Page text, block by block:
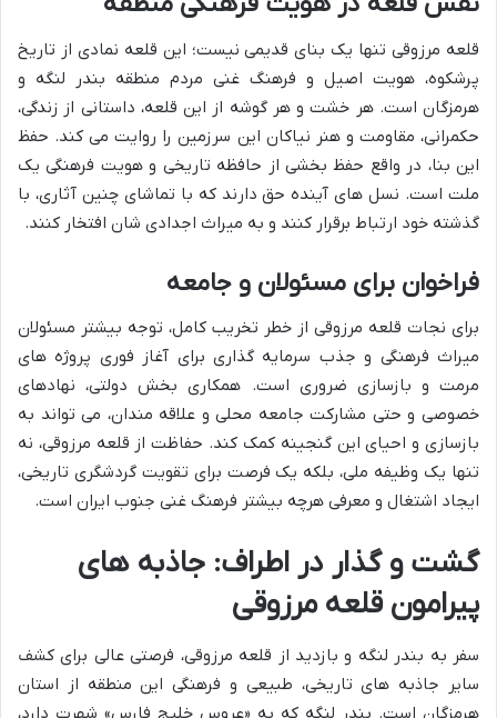
قلعه مرزوقی تنها یک بنای قدیمی نیست؛ این قلعه نمادی از تاریخ
پرشکوه، هویت اصیل و فرهنگ غنی مردم منطقه بندر لنگه و
هرمزگان است. هر خشت و هر گوشه از این قلعه، داستانی از زندگی،
حکمرانی، مقاومت و هنر نیاکان این سرزمین را روایت می کند. حفظ
این بنا، در واقع حفظ بخشی از حافظه تاریخی و هویت فرهنگی یک
ملت است. نسل های آینده حق دارند که با تماشای چنین آثاری، با
گذشته خود ارتباط برقرار کنند و به میراث اجدادی شان افتخار کنند.
فراخوان برای مسئولان و جامعه
برای نجات قلعه مرزوقی از خطر تخریب کامل، توجه بیشتر مسئولان
میراث فرهنگی و جذب سرمایه گذاری برای آغاز فوری پروژه های
مرمت و بازسازی ضروری است. همکاری بخش دولتی، نهادهای
خصوصی و حتی مشارکت جامعه محلی و علاقه مندان، می تواند به
بازسازی و احیای این گنجینه کمک کند. حفاظت از قلعه مرزوقی، نه
تنها یک وظیفه ملی، بلکه یک فرصت برای تقویت گردشگری تاریخی،
ایجاد اشتغال و معرفی هرچه بیشتر فرهنگ غنی جنوب ایران است.
گشت و گذار در اطراف: جاذبه های
پیرامون قلعه مرزوقی
سفر به بندر لنگه و بازدید از قلعه مرزوقی، فرصتی عالی برای کشف
سایر جاذبه های تاریخی، طبیعی و فرهنگی این منطقه از استان
هرمزگان است. بندر لنگه که به «عروس خلیج فارس» شهرت دارد،